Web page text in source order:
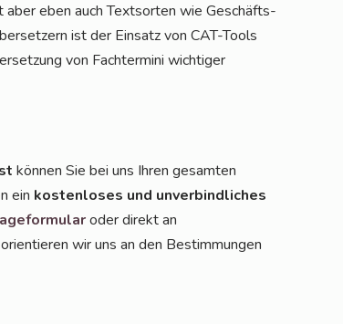
aber eben auch Text­sor­ten wie Geschäfts­
ist der Ein­satz von CAT-Tools
von Fach­ter­mi­ni wich­ti­ger
kön­nen Sie bei uns Ihren gesam­ten
ein kos­ten­lo­ses und unver­bind­li­ches
oder direkt an
wir uns an den Bestim­mun­gen